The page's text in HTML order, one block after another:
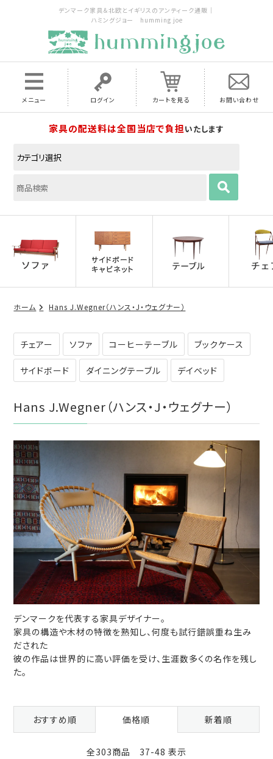
デンマーク家具＆北欧とイギリスのアンティーク通販｜
ハミングジョー humming joe
メニュー ログイン カートを見る お問い合わせ
家具の配送料は全国当店で負担いたします
ホーム Hans J.Wegner（ハンス・J・ウェグナー）
チェアー ソファ コーヒーテーブル ブックケース
サイドボード ダイニングテーブル デイベッド
Hans J.Wegner（ハンス・J・ウェグナー）
デンマークを代表する家具デザイナー。
家具の構造や木材の特徴を熟知し、何度も試行錯誤重ね生み
だされた
彼の作品は世界的に高い評価を受け、生涯数多くの名作を残し
た。
おすすめ順 価格順 新着順
全303商品 37-48 表示